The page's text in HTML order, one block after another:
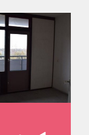
Eigenaar